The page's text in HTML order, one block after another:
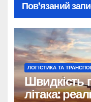
Пов’язаний
ЛОГІСТИКА ТА
Швидкість
літака: